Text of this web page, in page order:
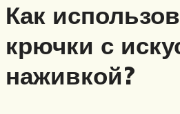
Как
крючки с
наживкой?